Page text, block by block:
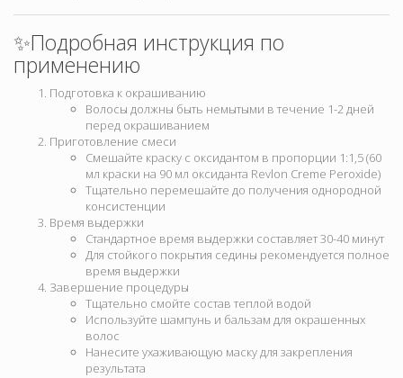
✨Подробная инструкция по
применению
Подготовка к окрашиванию
Волосы должны быть немытыми в течение 1-2 дней
перед окрашиванием
Приготовление смеси
Смешайте краску с оксидантом в пропорции 1:1,5 (60
мл краски на 90 мл оксиданта Revlon Creme Peroxide)
Тщательно перемешайте до получения однородной
консистенции
Время выдержки
Стандартное время выдержки составляет 30-40 минут
Для стойкого покрытия седины рекомендуется полное
время выдержки
Завершение процедуры
Тщательно смойте состав теплой водой
Используйте шампунь и бальзам для окрашенных
волос
Нанесите ухаживающую маску для закрепления
результата